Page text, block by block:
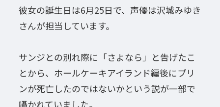
彼女の誕生日は6月25日で、声優は沢城みゆき
さんが担当しています。
サンジとの別れ際に「さよなら」と告げたこ
とから、ホールケーキアイランド編後にプリ
ンが死亡したのではないかという説が一部で
囁かれていました。